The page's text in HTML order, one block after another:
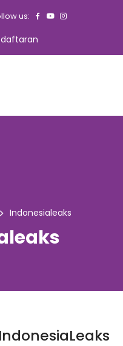
us:
Indonesialeaks